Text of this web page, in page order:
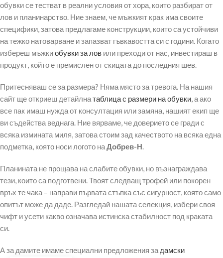
обувки се тестват в реални условия от хора, които разбират от
лов и планинарство. Ние знаем, че мъжкият крак има своите
специфики, затова предлагаме конструкции, които са устойчиви
на тежко натоварване и запазват гъвкавостта си с години. Когато
избереш мъжкиобувки за лов или преходи от нас, инвестираш в
продукт, който е премислен от скицата до последния шев.
Притесняваш се за размера? Няма място за тревога. На нашия
сайт ще откриеш детайлнатаблица с размери на обувки, а ако
все пак имаш нужда от консултация или замяна, нашият екип ще
ви съдейства веднага. Ние вярваме, че доверието се гради с
всяка измината миля, затова стоим зад качеството на всяка една
подметка, която носи логото наДобрев-Н.
Планината не прощава на слабите обувки, но възнаграждава
тези, които са подготвени. Твоят следващ трофей или покорен
връх те чака – направи първата стъпка със сигурност, която само
опитът може да даде. Разгледай нашата селекция, избери своя
чифт и усети какво означава истинска стабилност под краката
си.
А за дамите имаме специални предложения за дамски